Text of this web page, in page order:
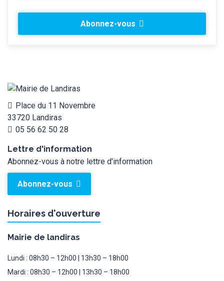
Abonnez-vous
Place du 11 Novembre
33720 Landiras
05 56 62 50 28
Lettre d'information
Abonnez-vous à notre lettre d'information
Abonnez-vous
Horaires d'ouverture
Mairie de landiras
Lundi : 08h30 – 12h00 | 13h30 – 18h00
Mardi : 08h30 – 12h00 | 13h30 – 18h00